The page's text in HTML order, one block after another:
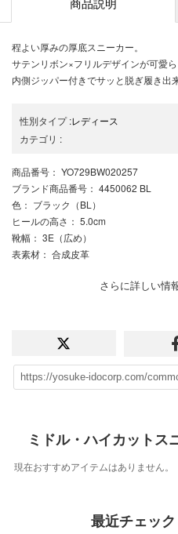
程よい厚みの厚底スニーカー。
サテンリボン×フリルデザインが可愛
内側ジッパー付きでサッと脱ぎ履き
性別タイプ:レディース
カテゴリ :
商品番号 ： YO729BW020257
ブランド商品番号 ： 4450062 BL
色 ： ブラック（BL）
ヒールの高さ ： 5.0cm
靴幅 ： 3E（広め）
表素材 ： 合成皮革
さらに詳しい情
ミドル・ハイカットス
現在おすすめアイテムはありません。
最近チェッ